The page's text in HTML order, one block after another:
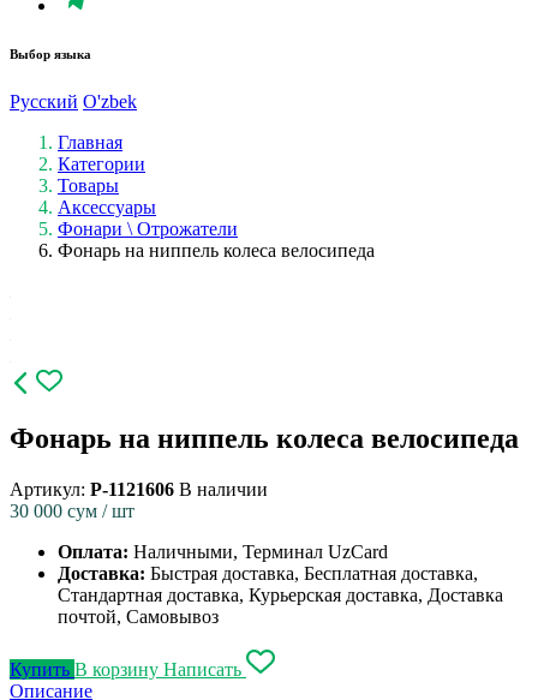
Выбор языка
Русский O'zbek
Главная
Категории
Товары
Аксессуары
Фонари \ Отрожатели
Фонарь на ниппель колеса велосипеда
Фонарь на ниппель колеса велосипеда
Артикул: P-1121606 В наличии
30 000 сум / шт
Оплата: Наличными, Терминал UzCard
Доставка: Быстрая доставка, Бесплатная доставка,
Стандартная доставка, Курьерская доставка, Доставка
почтой, Самовывоз
Купить В корзину Написать
Описание